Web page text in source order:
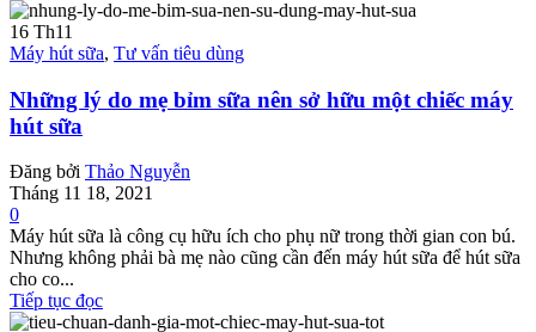
16 Th11
Máy hút sữa, Tư vấn tiêu dùng
Những lý do mẹ bỉm sữa nên sở hữu một chiếc máy
hút sữa
Đăng bởi Thảo Nguyễn
Tháng 11 18, 2021
0
Máy hút sữa là công cụ hữu ích cho phụ nữ trong thời gian con bú.
Nhưng không phải bà mẹ nào cũng cần đến máy hút sữa để hút sữa
cho co...
Tiếp tục đọc